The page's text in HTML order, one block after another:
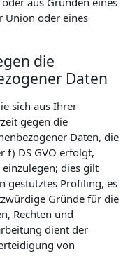
Union oder eines
die
Daten
sich aus Ihrer
gegen die
Daten, die
f) DS GVO erfolgt,
dies gilt
gestütztes Profiling, es
Gründe für die
Rechten und
dient der
von